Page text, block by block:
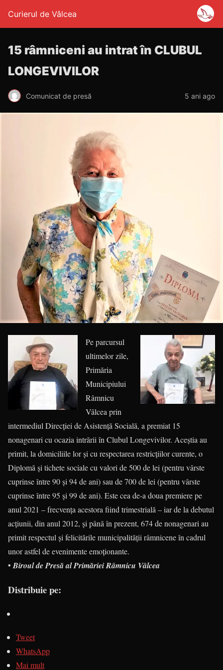
Curierul de Vâlcea
15 râmniceni au intrat în CLUBUL
LONGEVIVILOR
Comunicat de presă 5 ani ago
Pe parcursul
ultimelor zile,
Primăria
Municipiului
Râmnicu
Vâlcea prin
intermediul Direcţiei de Asistenţă Socială, a premiat 15
nonagenari cu ocazia intrării în Clubul Longevivilor. Aceştia au
primit, la domiciliile lor şi cu respectarea restricţiilor curente, o
Diplomă şi tichete sociale cu valori de 500 de lei (pentru vârste
cuprinse între 90 şi 94 de ani) sau de 700 de lei (pentru vârste
cuprinse între 95 şi 99 de ani). Este cea de-a doua premiere pe
anul 2021 – frecvenţa acestora fiind trimestrială – iar de la debutul
acţiunii, din anul 2012, şi până în prezent, 674 de nonagenari au
primit respectul şi felicitările municipalităţii râmnicene în cadrul
unor astfel de evenimente emoţionante.
• Biroul de Presă al Primăriei Râmnicu Vâlcea
Distribuie pe:
Tweet
WhatsApp
Mai mult